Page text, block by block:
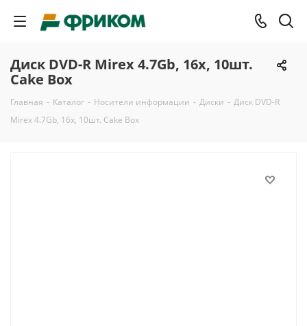
Диск DVD-R Mirex 4.7Gb, 16x, 10шт.
Cake Box
Главная - Каталог - Носители информации - Диски - Диск DVD-R
Mirex 4.7Gb, 16x, 10шт. Cake Box